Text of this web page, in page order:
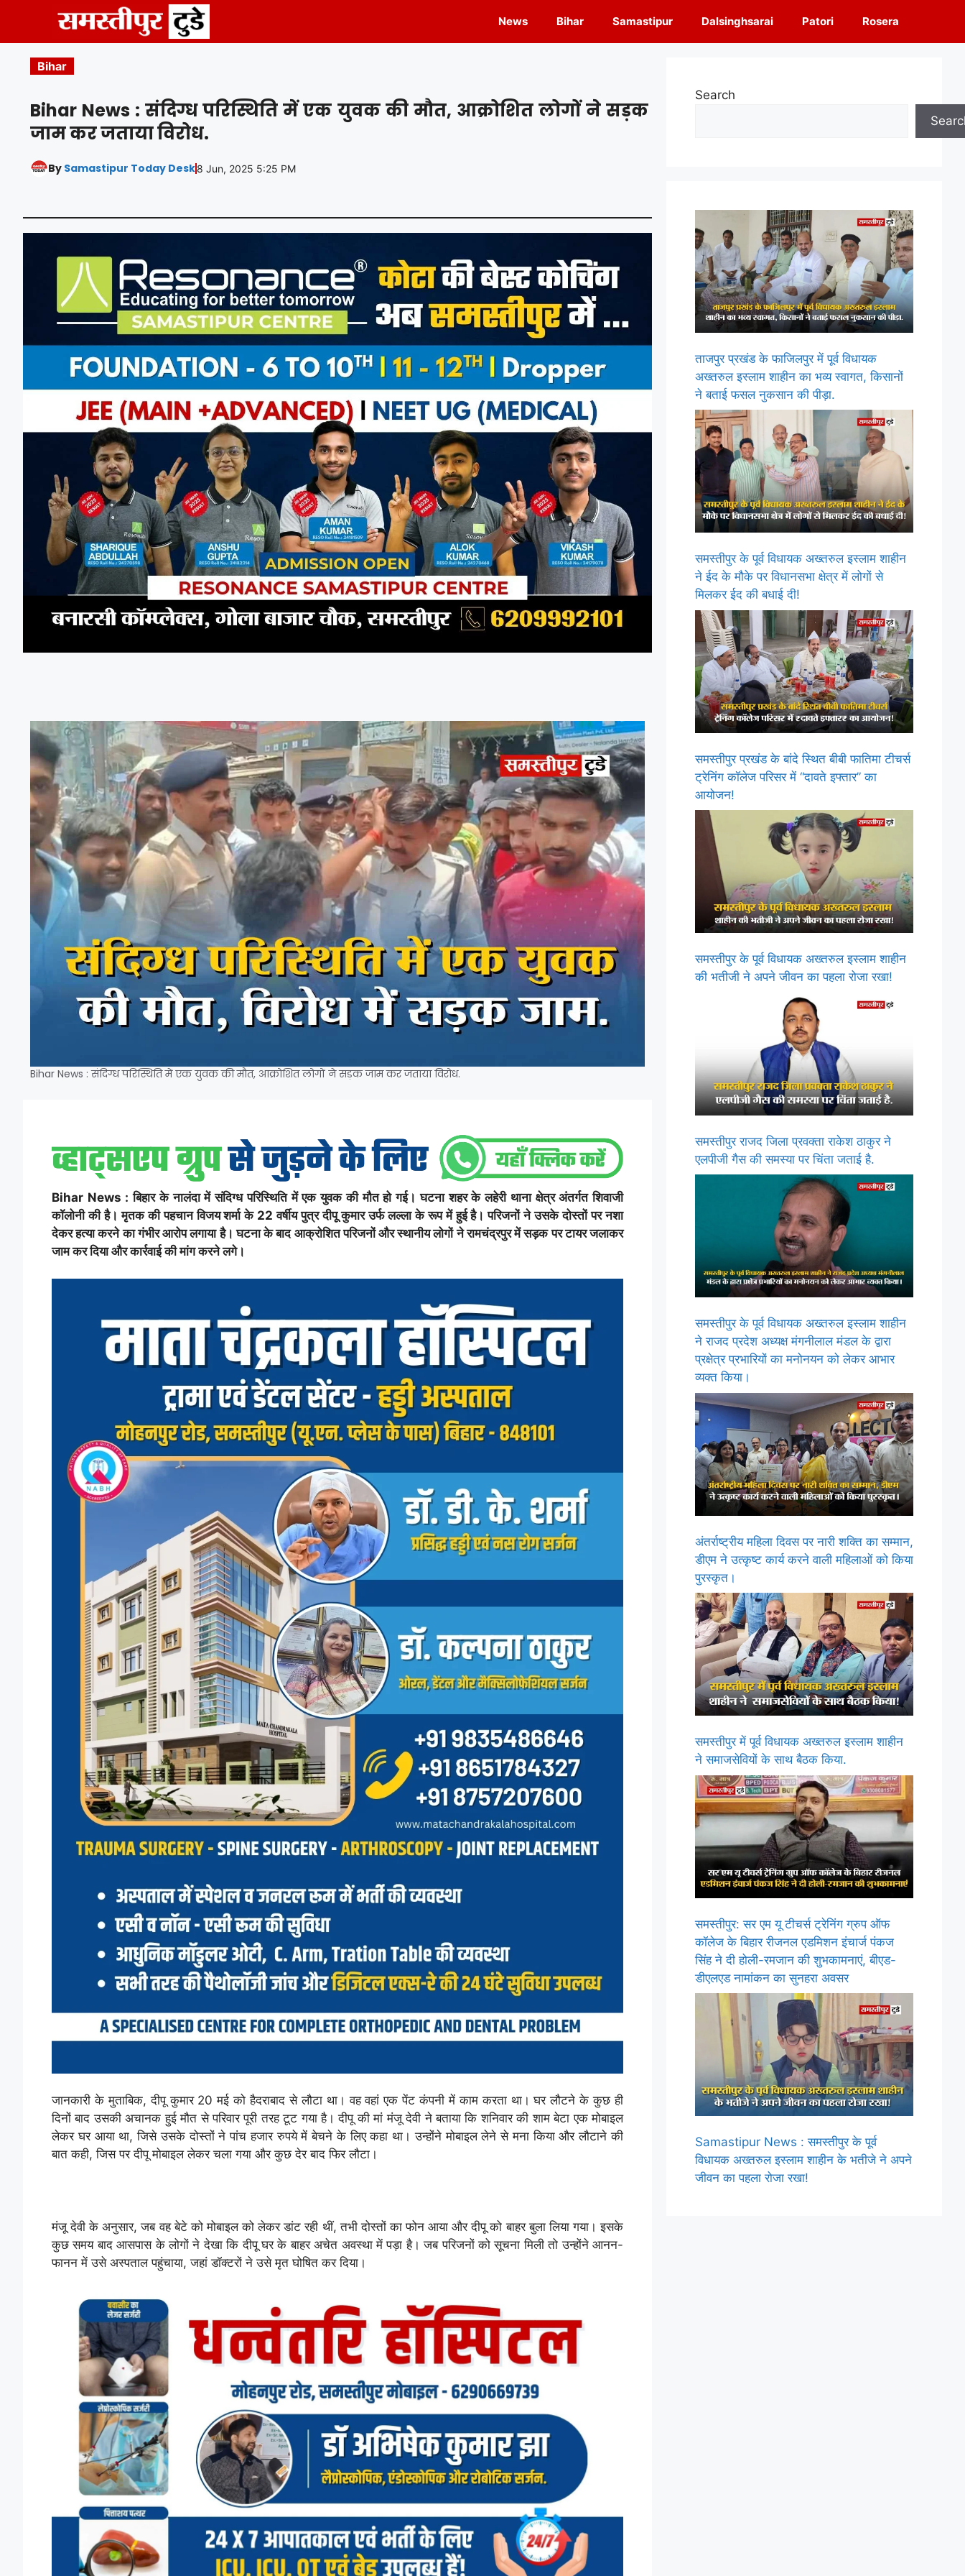
content
News Bihar Samastipur Dalsinghsarai Patori Rosera
Bihar
Bihar News : संदिग्ध परिस्थिति में एक युवक की मौत, आक्रोशित लोगों ने सड़क
जाम कर जताया विरोध.
By Samastipur Today Desk8 Jun, 2025 5:25 PM
Bihar News : संदिग्ध परिस्थिति में एक युवक की मौत, आक्रोशित लोगों ने सड़क जाम कर जताया विरोध.
Bihar News : बिहार के नालंदा में संदिग्ध परिस्थिति में एक युवक की मौत हो गई। घटना शहर के लहेरी थाना क्षेत्र अंतर्गत शिवाजी
कॉलोनी की है। मृतक की पहचान विजय शर्मा के 22 वर्षीय पुत्र दीपू कुमार उर्फ लल्ला के रूप में हुई है। परिजनों ने उसके दोस्तों पर नशा
देकर हत्या करने का गंभीर आरोप लगाया है। घटना के बाद आक्रोशित परिजनों और स्थानीय लोगों ने रामचंद्रपुर में सड़क पर टायर जलाकर
जाम कर दिया और कार्रवाई की मांग करने लगे।
जानकारी के मुताबिक, दीपू कुमार 20 मई को हैदराबाद से लौटा था। वह वहां एक पेंट कंपनी में काम करता था। घर लौटने के कुछ ही
दिनों बाद उसकी अचानक हुई मौत से परिवार पूरी तरह टूट गया है। दीपू की मां मंजू देवी ने बताया कि शनिवार की शाम बेटा एक मोबाइल
लेकर घर आया था, जिसे उसके दोस्तों ने पांच हजार रुपये में बेचने के लिए कहा था। उन्होंने मोबाइल लेने से मना किया और लौटाने की
बात कही, जिस पर दीपू मोबाइल लेकर चला गया और कुछ देर बाद फिर लौटा।
मंजू देवी के अनुसार, जब वह बेटे को मोबाइल को लेकर डांट रही थीं, तभी दोस्तों का फोन आया और दीपू को बाहर बुला लिया गया। इसके
कुछ समय बाद आसपास के लोगों ने देखा कि दीपू घर के बाहर अचेत अवस्था में पड़ा है। जब परिजनों को सूचना मिली तो उन्होंने आनन-
फानन में उसे अस्पताल पहुंचाया, जहां डॉक्टरों ने उसे मृत घोषित कर दिया।
Search
ताजपुर प्रखंड के फाजिलपुर में पूर्व विधायक
अख्तरुल इस्लाम शाहीन का भव्य स्वागत, किसानों
ने बताई फसल नुकसान की पीड़ा.
समस्तीपुर के पूर्व विधायक अख्तरुल इस्लाम शाहीन
ने ईद के मौके पर विधानसभा क्षेत्र में लोगों से
मिलकर ईद की बधाई दी!
समस्तीपुर प्रखंड के बांदे स्थित बीबी फातिमा टीचर्स
ट्रेनिंग कॉलेज परिसर में “दावते इफ्तार” का
आयोजन!
समस्तीपुर के पूर्व विधायक अख्तरुल इस्लाम शाहीन
की भतीजी ने अपने जीवन का पहला रोजा रखा!
समस्तीपुर राजद जिला प्रवक्ता राकेश ठाकुर ने
एलपीजी गैस की समस्या पर चिंता जताई है.
समस्तीपुर के पूर्व विधायक अख्तरुल इस्लाम शाहीन
ने राजद प्रदेश अध्यक्ष मंगनीलाल मंडल के द्वारा
प्रक्षेत्र प्रभारियों का मनोनयन को लेकर आभार
व्यक्त किया।
अंतर्राष्ट्रीय महिला दिवस पर नारी शक्ति का सम्मान,
डीएम ने उत्कृष्ट कार्य करने वाली महिलाओं को किया
पुरस्कृत।
समस्तीपुर में पूर्व विधायक अख्तरुल इस्लाम शाहीन
ने समाजसेवियों के साथ बैठक किया.
समस्तीपुर: सर एम यू टीचर्स ट्रेनिंग ग्रुप ऑफ
कॉलेज के बिहार रीजनल एडमिशन इंचार्ज पंकज
सिंह ने दी होली-रमजान की शुभकामनाएं, बीएड-
डीएलएड नामांकन का सुनहरा अवसर
Samastipur News : समस्तीपुर के पूर्व
विधायक अख्तरुल इस्लाम शाहीन के भतीजे ने अपने
जीवन का पहला रोजा रखा!